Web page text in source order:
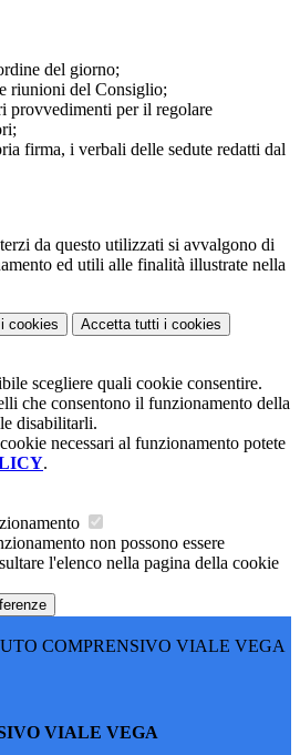
del giorno;
riunioni del Consiglio;
provvedimenti per il regolare
firma, i verbali delle sedute redatti dal
da questo utilizzati si avvalgono di
ed utili alle finalità illustrate nella
i cookies Accetta tutti i cookies
scegliere quali cookie consentire.
che consentono il funzionamento della
disabilitarli.
necessari al funzionamento potete
.
non possono essere
l'elenco nella pagina della cookie
COMPRENSIVO VIALE VEGA
VIALE VEGA